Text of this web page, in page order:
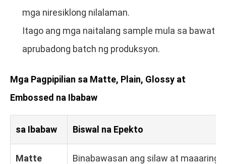
mga niresiklong nilalaman.
Itago ang mga naitalang sample mula sa bawat
aprubadong batch ng produksyon.
Mga Pagpipilian sa Matte, Plain, Glossy at
Embossed na Ibabaw
sa Ibabaw Biswal na Epekto
Matte
Binabawasan ang silaw at maaaring